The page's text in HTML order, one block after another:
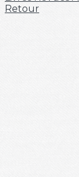
Retour